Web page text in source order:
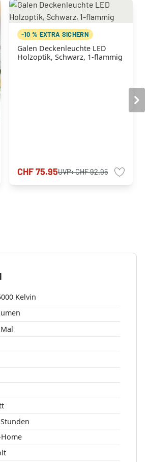
-10 % EXTRA SICHERN
Galen Deckenleuchte LED
Holzoptik, Schwarz, 1-flammig
CHF 75.95UVP:CHF 92.95
2700-5000 Kelvin
Lumen
15000 Mal
25000 Stunden